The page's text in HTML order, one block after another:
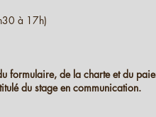
à 17h)
formulaire, de la charte et du
du stage en communication.